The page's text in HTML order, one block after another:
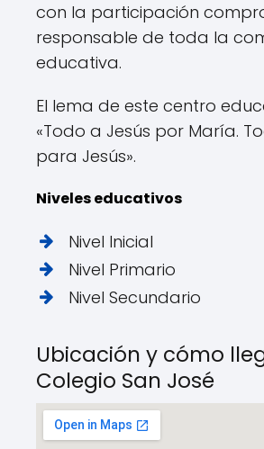
con la participación
responsable de toda la
educativa.
El lema de este centro
«Todo a Jesús por María.
para Jesús».
Niveles educativos
Nivel Inicial
Nivel Primario
Nivel Secundario
Ubicación y cómo
Colegio San José